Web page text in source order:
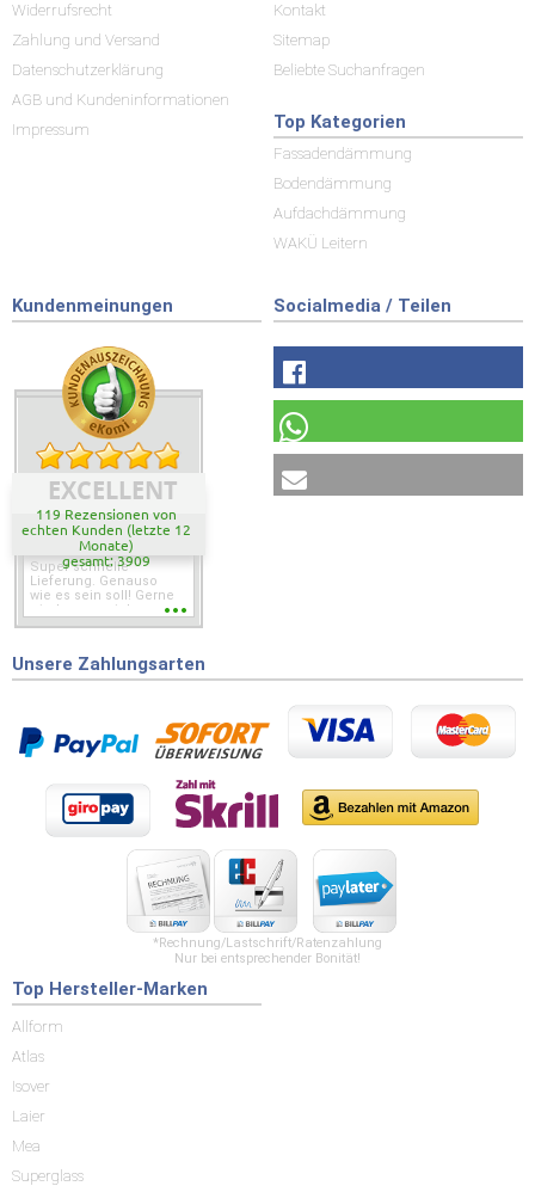
Widerrufsrecht
Zahlung und Versand
Datenschutzerklärung
AGB und Kundeninformationen
Impressum
Kontakt
Sitemap
Beliebte Suchanfragen
Top Kategorien
Fassadendämmung
Bodendämmung
Aufdachdämmung
WAKÜ Leitern
Kundenmeinungen
EXCELLENT
119 Rezensionen von
echten Kunden (letzte 12
Monate)
gesamt: 3909
Super schnelle
Lieferung. Genauso
wie es sein soll! Gerne
wieder wenn ich was
Socialmedia / Teilen
Unsere Zahlungsarten
*Rechnung/Lastschrift/Ratenzahlung
Nur bei entsprechender Bonität!
Top Hersteller-Marken
Allform
Atlas
Isover
Laier
Mea
Superglass